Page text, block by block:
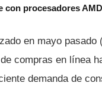
procesadores
en mayo pasado
compras en línea
demanda de